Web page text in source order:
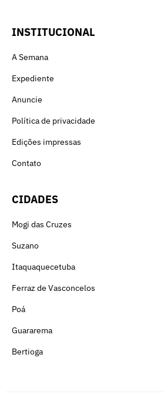
INSTITUCIONAL
A Semana
Expediente
Anuncie
Política de privacidade
Edições impressas
Contato
CIDADES
Mogi das Cruzes
Suzano
Itaquaquecetuba
Ferraz de Vasconcelos
Poá
Guararema
Bertioga